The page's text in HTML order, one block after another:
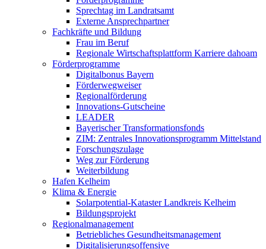
Sprechtag im Landratsamt
Externe Ansprechpartner
Fachkräfte und Bildung
Frau im Beruf
Regionale Wirtschaftsplattform Karriere dahoam
Förderprogramme
Digitalbonus Bayern
Förderwegweiser
Regionalförderung
Innovations-Gutscheine
LEADER
Bayerischer Transformationsfonds
ZIM: Zentrales Innovationsprogramm Mittelstand
Forschungszulage
Weg zur Förderung
Weiterbildung
Hafen Kelheim
Klima & Energie
Solarpotential-Kataster Landkreis Kelheim
Bildungsprojekt
Regionalmanagement
Betriebliches Gesundheitsmanagement
Digitalisierungsoffensive